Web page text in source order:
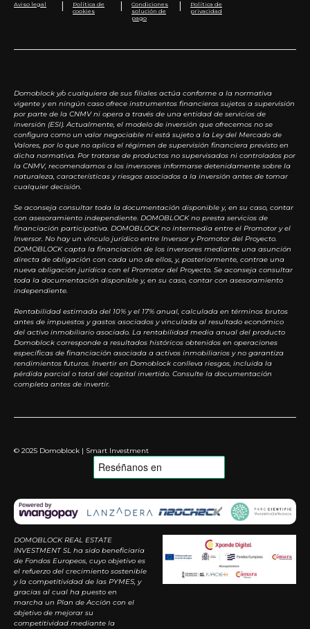
Aviso legal
Política de
cookies
Condiciones
solución de
pago
Política de
privacidad
Domoblock y/o cualquiera de sus filiales actúa conforme a la normativa
vigente y en ningún caso ofrece instrumentos financieros sujetos a supervisión
por parte de la CNMV ni opera a través de una entidad de servicios de
inversión (ESI). Actualmente, el modelo de inversión que ofrecemos no se
configura como un valor negociable ni está sujeto a la Ley del Mercado de
Valores, por lo que no aplica el régimen de supervisión financiera previsto en
dicha normativa. Por tratarse de productos no supervisados ni controlados por
la CNMV, recomendamos a los inversores informarse detenidamente sobre la
naturaleza, características y riesgos asociados a la inversión antes de tomar
cualquier decisión.
Se aconseja consultar toda la documentación disponible y, en su caso, contar
con asesoramiento independiente. DOMOBLOCK no presta servicios de
financiación participativa. DOMOBLOCK no intermedia entre el Promotor y el
Inversor. No hay un vínculo jurídico entre Inversor y Promotor del Proyecto.
DOMOBLOCK capta la financiación de los inversores mediante una asunción
directa de obligación con cada uno de ellos, y, posteriormente, contrae una
nueva obligación jurídica con el Promotor del Proyecto. Se aconseja consultar
toda la documentación disponible y, en su caso, contar con asesoramiento
independiente.
Rentabilidad estimada del 10% y el 17% anual, calculada en términos brutos
antes de impuestos y gastos asociados y vinculada al resultado económico
del activo inmobiliario asociado. La rentabilidad media anual del producto
Domoblock corresponde a resultados históricos obtenidos en operaciones
específicas de financiación asociada a activos inmobiliarios y no garantiza
rendimientos futuros. Invertir en Domoblock conlleva riesgos, incluida la
pérdida parcial o total del capital invertido. Consulte la documentación
completa antes de invertir.
© 2025 Domoblock | Smart Investment
DOMOBLOCK REAL ESTATE
INVESTMENT SL ha sido beneficiaria
de Fondos Europeos, cuyo objetivo es
el refuerzo del crecimiento sostenible
y la competitividad de las PYMES, y
gracias al cual ha puesto en
marcha un Plan de Acción con el
objetivo de mejorar su
competitividad mediante la